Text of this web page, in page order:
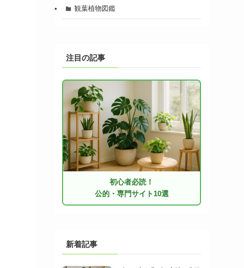
観葉植物図鑑
注目の記事
初心者必読！
公的・専門サイト10選
新着記事